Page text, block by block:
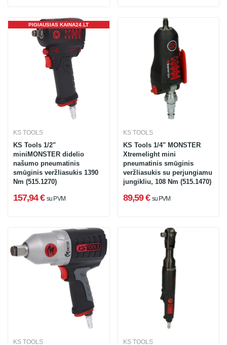
PIGIAUSIAS KAINA24.LT
KS TOOLS
KS Tools 1/2"
miniMONSTER didelio
našumo pneumatinis
smūginis veržliasukis 1390
Nm (515.1270)
157,94 € su PVM
KS TOOLS
KS Tools 1/4" MONSTER
Xtremelight mini
pneumatinis smūginis
veržliasukis su perjungiamu
jungikliu, 108 Nm (515.1470)
89,59 € su PVM
KS TOOLS KS TOOLS